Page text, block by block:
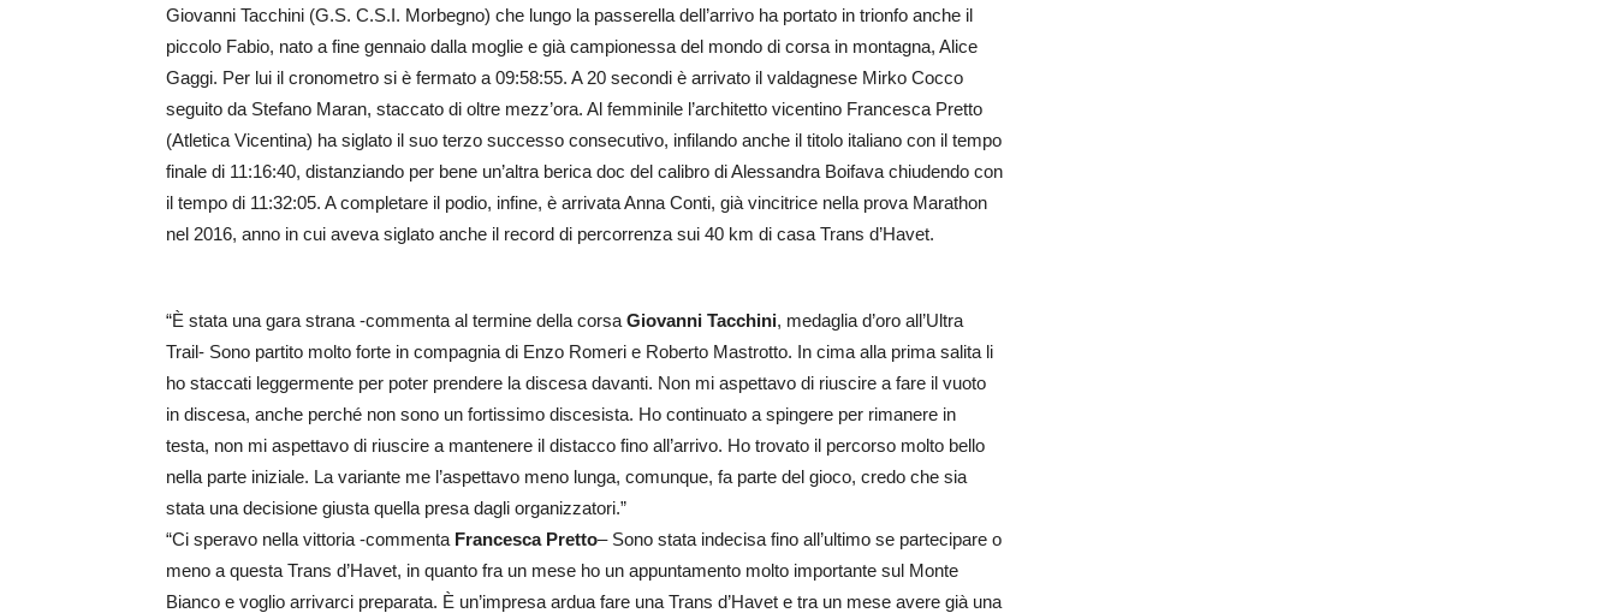
Giovanni Tacchini (G.S. C.S.I. Morbegno) che lungo la passerella dell’arrivo ha portato in trionfo anche il
piccolo Fabio, nato a fine gennaio dalla moglie e già campionessa del mondo di corsa in montagna, Alice
Gaggi. Per lui il cronometro si è fermato a 09:58:55. A 20 secondi è arrivato il valdagnese Mirko Cocco
seguito da Stefano Maran, staccato di oltre mezz’ora. Al femminile l’architetto vicentino Francesca Pretto
(Atletica Vicentina) ha siglato il suo terzo successo consecutivo, infilando anche il titolo italiano con il tempo
finale di 11:16:40, distanziando per bene un’altra berica doc del calibro di Alessandra Boifava chiudendo con
il tempo di 11:32:05. A completare il podio, infine, è arrivata Anna Conti, già vincitrice nella prova Marathon
nel 2016, anno in cui aveva siglato anche il record di percorrenza sui 40 km di casa Trans d’Havet.
“È stata una gara strana -commenta al termine della corsa Giovanni Tacchini, medaglia d’oro all’Ultra
Trail- Sono partito molto forte in compagnia di Enzo Romeri e Roberto Mastrotto. In cima alla prima salita li
ho staccati leggermente per poter prendere la discesa davanti. Non mi aspettavo di riuscire a fare il vuoto
in discesa, anche perché non sono un fortissimo discesista. Ho continuato a spingere per rimanere in
testa, non mi aspettavo di riuscire a mantenere il distacco fino all’arrivo. Ho trovato il percorso molto bello
nella parte iniziale. La variante me l’aspettavo meno lunga, comunque, fa parte del gioco, credo che sia
stata una decisione giusta quella presa dagli organizzatori.”
“Ci speravo nella vittoria -commenta Francesca Pretto– Sono stata indecisa fino all’ultimo se partecipare o
meno a questa Trans d’Havet, in quanto fra un mese ho un appuntamento molto importante sul Monte
Bianco e voglio arrivarci preparata. È un’impresa ardua fare una Trans d’Havet e tra un mese avere già una